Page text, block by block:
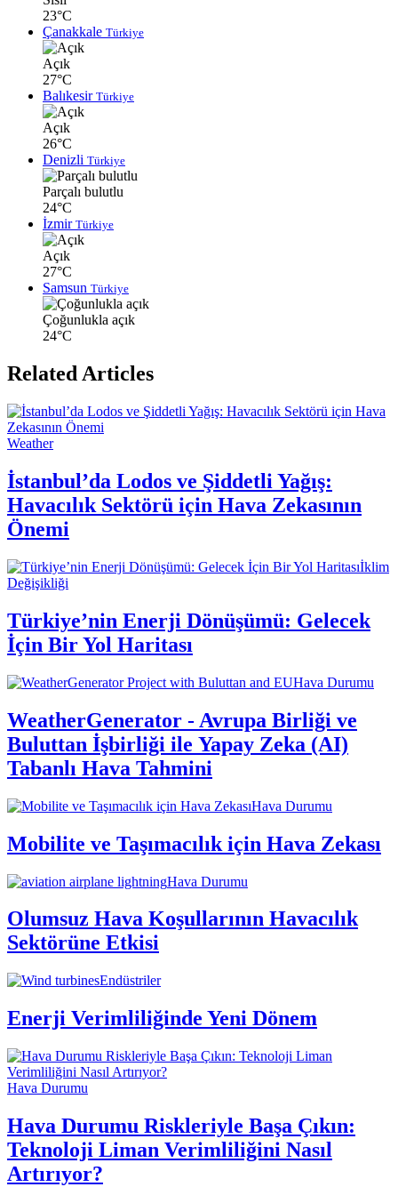
23°C
Çanakkale Türkiye
Açık
27°C
Balıkesir Türkiye
Açık
26°C
Denizli Türkiye
Parçalı bulutlu
24°C
İzmir Türkiye
Açık
27°C
Samsun Türkiye
Çoğunlukla açık
24°C
Related Articles
Weather
İstanbul’da Lodos ve Şiddetli Yağış:
Havacılık Sektörü için Hava Zekasının
Önemi
İklim
Değişikliği
Türkiye’nin Enerji Dönüşümü: Gelecek
İçin Bir Yol Haritası
Hava Durumu
WeatherGenerator - Avrupa Birliği ve
Buluttan İşbirliği ile Yapay Zeka (AI)
Tabanlı Hava Tahmini
Hava Durumu
Mobilite ve Taşımacılık için Hava Zekası
Hava Durumu
Olumsuz Hava Koşullarının Havacılık
Sektörüne Etkisi
Endüstriler
Enerji Verimliliğinde Yeni Dönem
Hava Durumu
Hava Durumu Riskleriyle Başa Çıkın:
Teknoloji Liman Verimliliğini Nasıl
Artırıyor?